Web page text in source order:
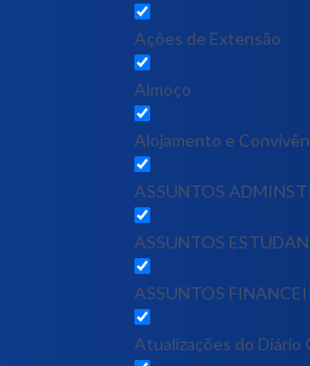
Ações de Extensão
Almoço
Alojamento e
ASSUNTOS
ASSUNTOS
ASSUNTOS
Atualizações do Diário